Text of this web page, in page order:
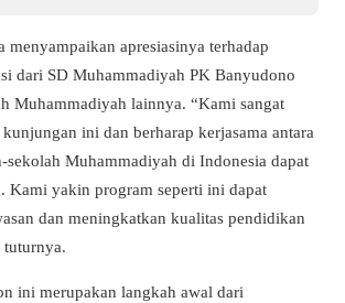
apresiasinya terhadap
dari SD Muhammadiyah PK Banyudono
Muhammadiyah lainnya. “Kami sangat
ini dan berharap kerjasama antara
Muhammadiyah di Indonesia dapat
Kami yakin program seperti ini dapat
dan meningkatkan kualitas pendidikan
tuturnya.
ini merupakan langkah awal dari